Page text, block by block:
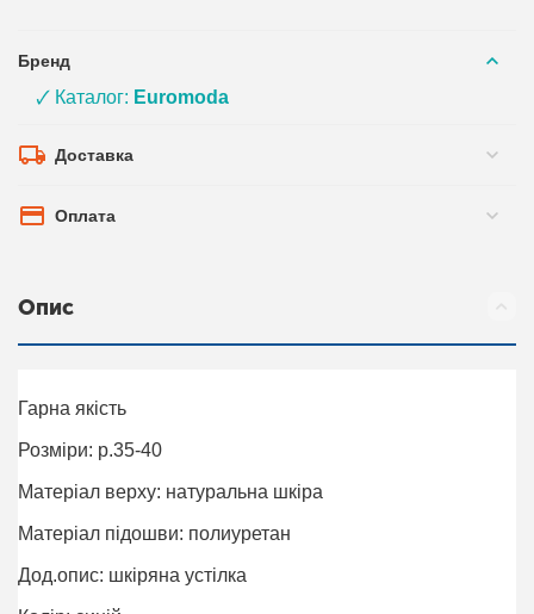
Бренд
🗸 Каталог: Euromoda
Доставка
Оплата
Опис
Гарна якість
Розміри: р.35-40
Матеріал верху: натуральна шкіра
Матеріал підошви: полиуретан
Дод.опис: шкіряна устілка